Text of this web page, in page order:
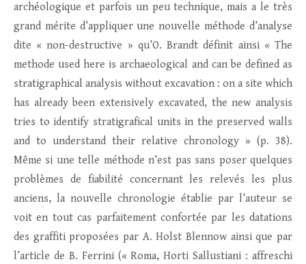
archéologique et parfois un peu technique, mais a le très
grand mérite d’appliquer une nouvelle méthode d’analyse
dite « non-destructive » qu’O. Brandt définit ainsi « The
methode used here is archaeological and can be defined as
stratigraphical analysis without excavation : on a site which
has already been extensively excavated, the new analysis
tries to identify stratigrafical units in the preserved walls
and to understand their relative chronology » (p. 38).
Même si une telle méthode n’est pas sans poser quelques
problèmes de fiabilité concernant les relevés les plus
anciens, la nouvelle chronologie établie par l’auteur se
voit en tout cas parfaitement confortée par les datations
des graffiti proposées par A. Holst Blennow ainsi que par
l’article de B. Ferrini (« Roma, Horti Sallustiani : affreschi